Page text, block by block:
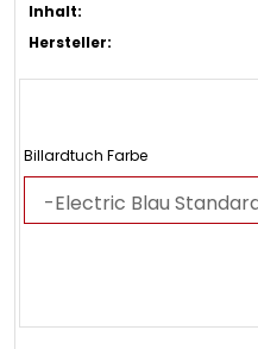
Inhalt:
Hersteller:
Billardtuch Farbe